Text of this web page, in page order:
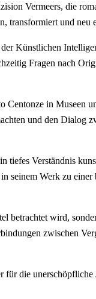
Vermeers, die
transformiert und neu
Künstlichen
Fragen nach
Centonze in Museen
und den Dialog
Verständnis
seinem Werk zu einer
betrachtet wird,
zwischen
für die